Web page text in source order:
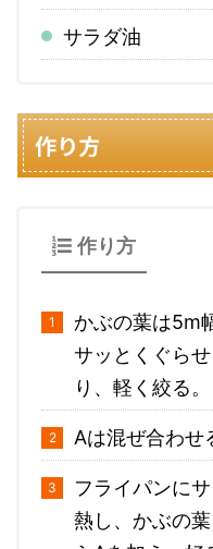
サラダ油
作り方
作り方
かぶの葉は5m
サッとくぐら
り、軽く絞る。
Aは混ぜ合わせ
フライパンに
熱し、かぶの